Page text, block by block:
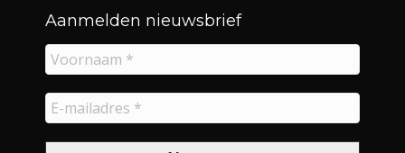
Aanmelden nieuwsbrief